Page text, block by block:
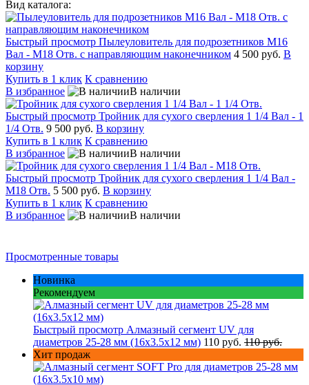
Вид каталога:
Быстрый просмотр Пылеуловитель для подрозетников М16
Вал - М18 Отв. с направляющим наконечником 4 500 руб. В
корзину
Купить в 1 клик К сравнению
В избранное
В наличии
Быстрый просмотр Тройник для сухого сверления 1 1/4 Вал - 1
1/4 Отв. 9 500 руб. В корзину
Купить в 1 клик К сравнению
В избранное
В наличии
Быстрый просмотр Тройник для сухого сверления 1 1/4 Вал -
М18 Отв. 5 500 руб. В корзину
Купить в 1 клик К сравнению
В избранное
В наличии
Просмотренные товары
Новинка
Рекомендуем
Быстрый просмотр Алмазный сегмент UV для
диаметров 25-28 мм (16х3.5х12 мм) 110 руб. 110 руб.
Хит продаж